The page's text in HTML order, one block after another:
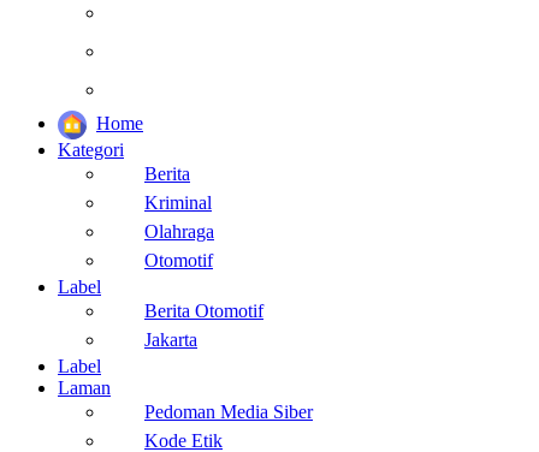
Home
Kategori
Berita
Kriminal
Olahraga
Otomotif
Label
Berita Otomotif
Jakarta
Label
Laman
Pedoman Media Siber
Kode Etik